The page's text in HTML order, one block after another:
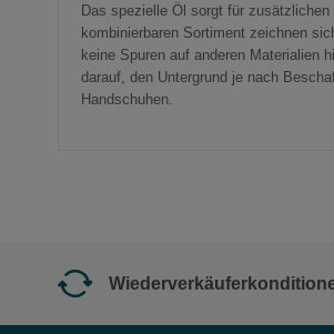
Das spezielle Öl sorgt für
kombinierbaren Sortiment zeichnen
keine Spuren auf anderen Materialien
darauf, den Untergrund je nach
Handschuhen.